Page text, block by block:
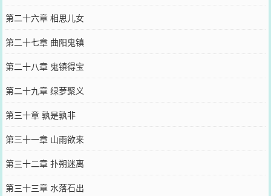
第二十六章 相思儿女
第二十七章 曲阳鬼镇
第二十八章 鬼镇得宝
第二十九章 绿萝聚义
第三十章 孰是孰非
第三十一章 山雨欲来
第三十二章 扑朔迷离
第三十三章 水落石出